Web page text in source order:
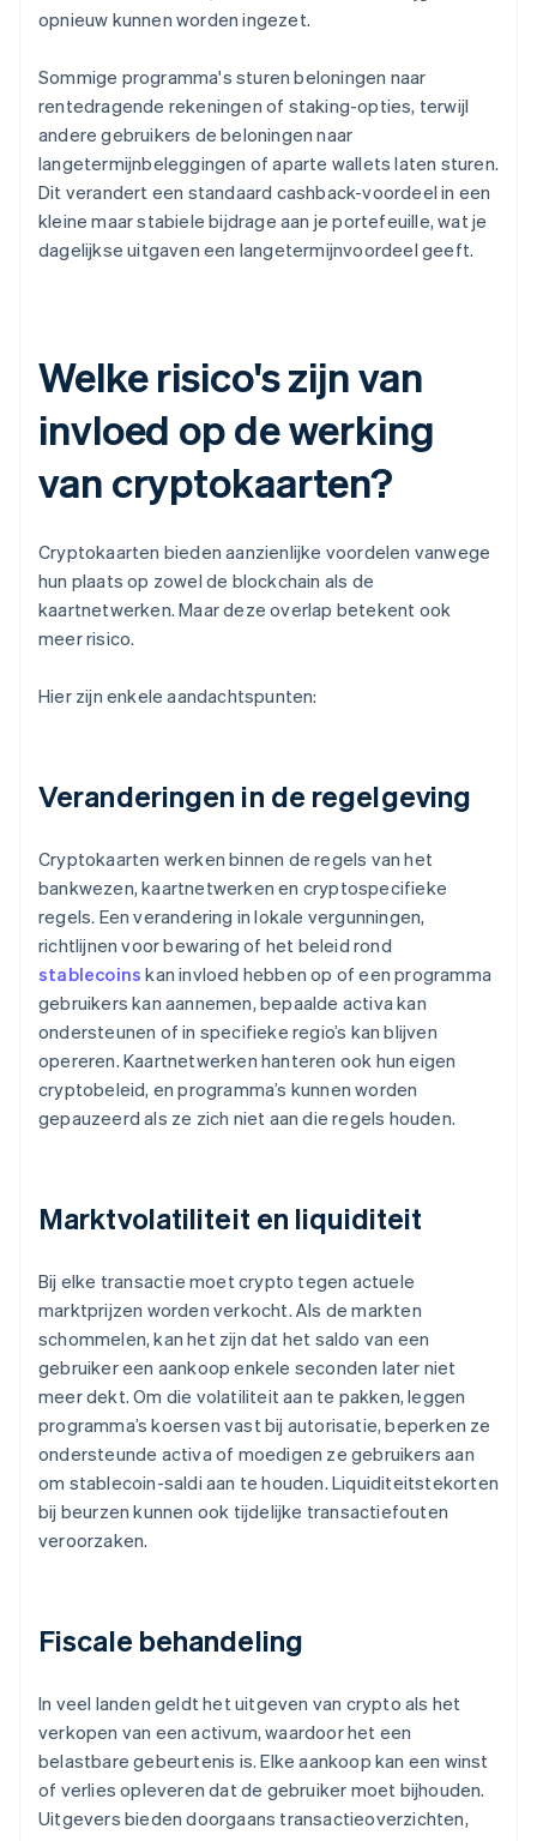
opnieuw kunnen worden ingezet.
Sommige programma's sturen beloningen naar
rentedragende rekeningen of staking-opties, terwijl
andere gebruikers de beloningen naar
langetermijnbeleggingen of aparte wallets laten sturen.
Dit verandert een standaard cashback-voordeel in een
kleine maar stabiele bijdrage aan je portefeuille, wat je
dagelijkse uitgaven een langetermijnvoordeel geeft.
Welke risico's zijn van
invloed op de werking
van cryptokaarten?
Cryptokaarten bieden aanzienlijke voordelen vanwege
hun plaats op zowel de blockchain als de
kaartnetwerken. Maar deze overlap betekent ook
meer risico.
Hier zijn enkele aandachtspunten:
Veranderingen in de regelgeving
Cryptokaarten werken binnen de regels van het
bankwezen, kaartnetwerken en cryptospecifieke
regels. Een verandering in lokale vergunningen,
richtlijnen voor bewaring of het beleid rond
stablecoins kan invloed hebben op of een programma
gebruikers kan aannemen, bepaalde activa kan
ondersteunen of in specifieke regio’s kan blijven
opereren. Kaartnetwerken hanteren ook hun eigen
cryptobeleid, en programma’s kunnen worden
gepauzeerd als ze zich niet aan die regels houden.
Marktvolatiliteit en liquiditeit
Bij elke transactie moet crypto tegen actuele
marktprijzen worden verkocht. Als de markten
schommelen, kan het zijn dat het saldo van een
gebruiker een aankoop enkele seconden later niet
meer dekt. Om die volatiliteit aan te pakken, leggen
programma’s koersen vast bij autorisatie, beperken ze
ondersteunde activa of moedigen ze gebruikers aan
om stablecoin-saldi aan te houden. Liquiditeitstekorten
bij beurzen kunnen ook tijdelijke transactiefouten
veroorzaken.
Fiscale behandeling
In veel landen geldt het uitgeven van crypto als het
verkopen van een activum, waardoor het een
belastbare gebeurtenis is. Elke aankoop kan een winst
of verlies opleveren dat de gebruiker moet bijhouden.
Uitgevers bieden doorgaans transactieoverzichten,